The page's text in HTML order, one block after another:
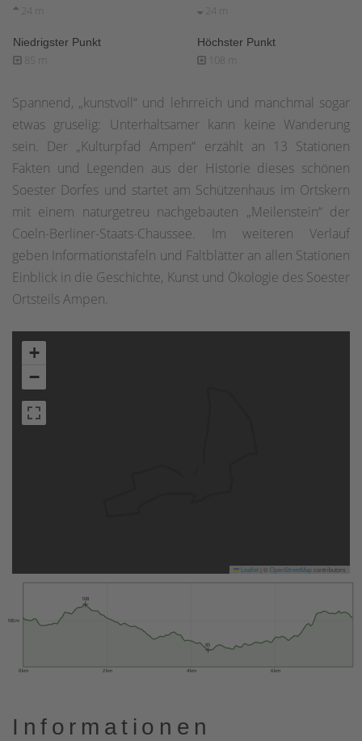
24 m 24 m
Niedrigster Punkt
85 m
Höchster Punkt
108 m
Spannend, „kunstvoll“ und lehrreich und manchmal sogar
etwas gruselig: Unterhaltsamer kann keine Wanderung
sein. Der „Kulturpfad Ampen“ erzählt an 13 Stationen
Fakten und Legenden aus der Historie dieses schönen
Soester Dorfes und startet am Schützenhaus im Ortskern
mit einem naturgetreu nachgebauten „Meilenstein“ der
Coeln-Berliner-Staats-Chaussee. Im weiteren Verlauf
geben Informationstafeln und Faltblätter an allen Stationen
Einblick in die Geschichte, Kunst und Ökologie des Soester
Ortsteils Ampen.
+
−
Leaflet OpenStreetMapcontributors
0 km 2 km 4 km 6 km
100 m
85
108
Informationen